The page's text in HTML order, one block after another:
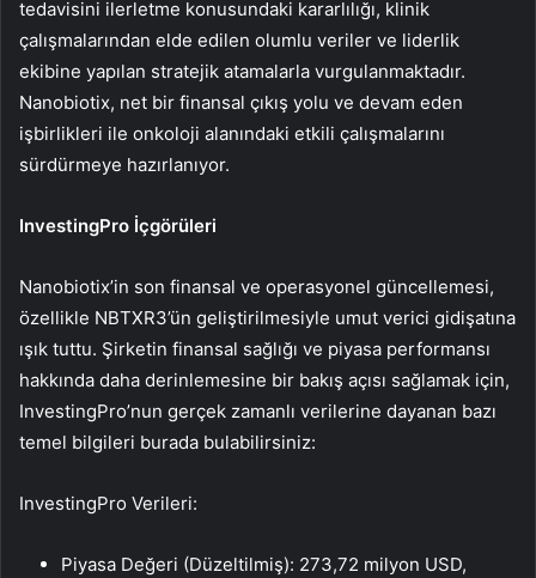
tedavisini ilerletme konusundaki kararlılığı, klinik
çalışmalarından elde edilen olumlu veriler ve liderlik
ekibine yapılan stratejik atamalarla vurgulanmaktadır.
Nanobiotix, net bir finansal çıkış yolu ve devam eden
işbirlikleri ile onkoloji alanındaki etkili çalışmalarını
sürdürmeye hazırlanıyor.
InvestingPro İçgörüleri
Nanobiotix’in son finansal ve operasyonel güncellemesi,
özellikle NBTXR3’ün geliştirilmesiyle umut verici gidişatına
ışık tuttu. Şirketin finansal sağlığı ve piyasa performansı
hakkında daha derinlemesine bir bakış açısı sağlamak için,
InvestingPro’nun gerçek zamanlı verilerine dayanan bazı
temel bilgileri burada bulabilirsiniz:
InvestingPro Verileri:
Piyasa Değeri (Düzeltilmiş): 273,72 milyon USD,